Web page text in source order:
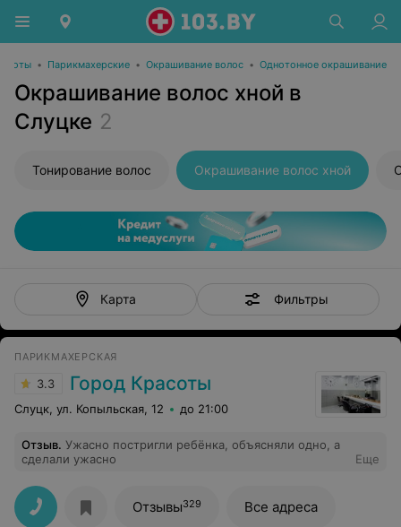
• Парикмахерские • Окрашивание волос • Однотонное окрашивание
Окрашивание волос хной в
Слуцке 2
Тонирование волос Окрашивание волос хной
Карта Фильтры
ПАРИКМАХЕРСКАЯ
3.3 Город Красоты
Слуцк, ул. Копыльская, 12 до 21:00
Отзыв. Ужасно постригли ребёнка, объясняли одно, а
сделали ужасно
Еще
Отзывы329 Все адреса